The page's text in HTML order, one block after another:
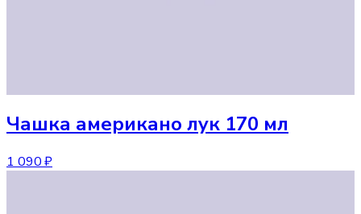
Чашка американо лук 170 мл
1 090 ₽